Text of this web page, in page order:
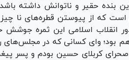
بنده حقیر و ناتوانش داشته
که از پیوستن قطره‌های نا
انقلاب اسلامی این ثمره جوشش
بود؛ و‌ای کسانی که در
کربلای حسین بودم و پسر